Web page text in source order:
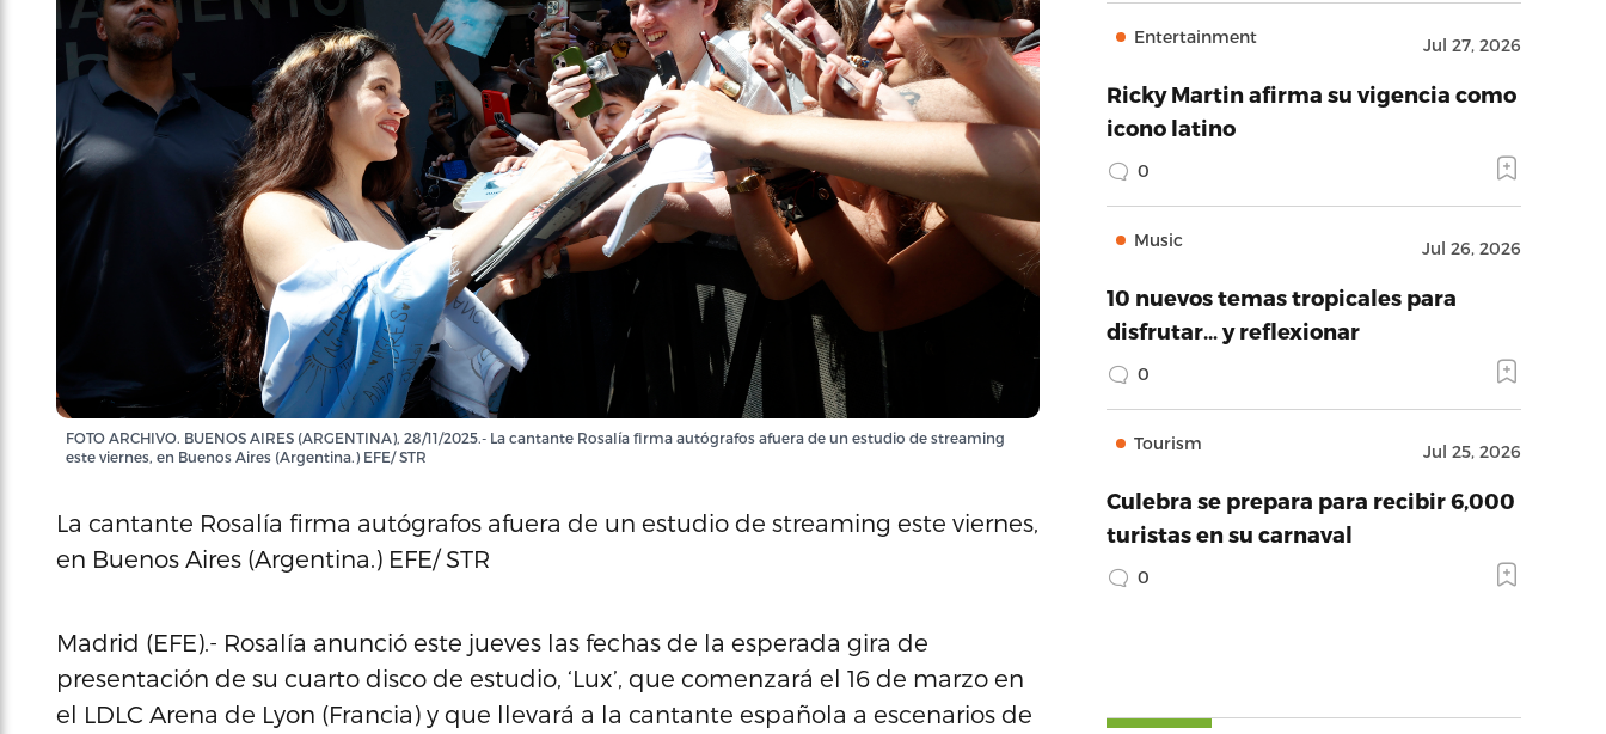
FOTO ARCHIVO. BUENOS AIRES (ARGENTINA), 28/11/2025.- La cantante Rosalía firma autógrafos afuera de un estudio de streaming
este viernes, en Buenos Aires (Argentina.) EFE/ STR
La cantante Rosalía firma autógrafos afuera de un estudio de streaming este viernes,
en Buenos Aires (Argentina.) EFE/ STR
Madrid (EFE).- Rosalía anunció este jueves las fechas de la esperada gira de
presentación de su cuarto disco de estudio, ‘Lux’, que comenzará el 16 de marzo en
el LDLC Arena de Lyon (Francia) y que llevará a la cantante española a escenarios de
Entertainment Jul 27, 2026
Ricky Martin afirma su vigencia como
icono latino
0
Music Jul 26, 2026
10 nuevos temas tropicales para
disfrutar… y reflexionar
0
Tourism Jul 25, 2026
Culebra se prepara para recibir 6,000
turistas en su carnaval
0